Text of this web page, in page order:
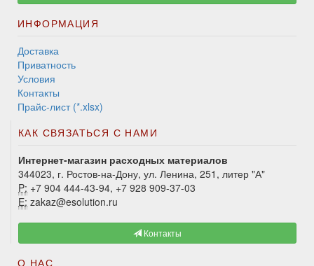
ИНФОРМАЦИЯ
Доставка
Приватность
Условия
Контакты
Прайс-лист (*.xlsx)
КАК СВЯЗАТЬСЯ С НАМИ
Интернет-магазин расходных материалов
344023, г. Ростов-на-Дону, ул. Ленина, 251, литер "А"
P: +7 904 444-43-94, +7 928 909-37-03
E: zakaz@esolution.ru
Контакты
О НАС